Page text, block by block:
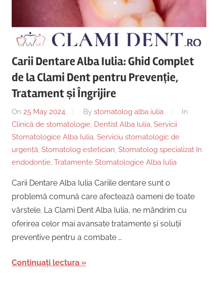
Centru
Implantologie
Strada
Ion
19,
Alba
Iulia
România
+40754463365
Carii Dentare Alba Iulia: Ghid Complet
de la Clami Dent pentru Prevenție,
Tratament și Îngrijire
On 25 May 2024 By stomatolog alba iulia
In
Clinică de stomatologie Dentist Alba Iulia Servicii
Stomatologice Alba Iulia Serviciu stomatologic de
urgență Stomatolog estetician Stomatolog specializat în
endodonție Tratamente Stomatologice Alba Iulia
Carii Dentare Alba Iulia Cariile dentare sunt o
problemă comună care afectează oameni de toate
vârstele. La Clami Dent Alba Iulia, ne mândrim cu
oferirea celor mai avansate tratamente și soluții
preventive pentru a combate …
Continuați lectura